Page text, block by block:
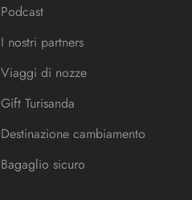
Podcast
I nostri partners
Viaggi di nozze
Gift Turisanda
Destinazione cambiamento
Bagaglio sicuro